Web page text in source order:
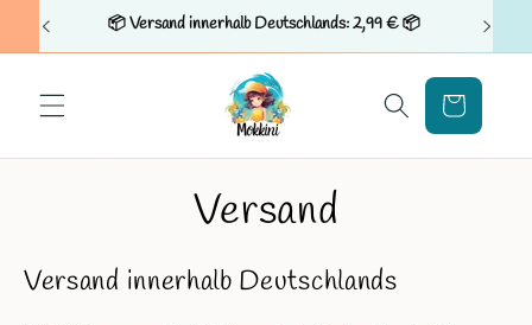
zum
Inhalt
📦 Versand innerhalb Deutschlands: 2,99 € 📦
Warenkorb
Versand
Versand innerhalb Deutschlands